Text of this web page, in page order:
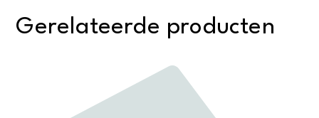
Gerelateerde producten